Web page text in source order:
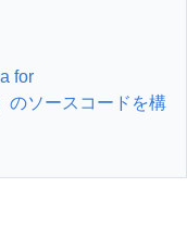
for
のソースコードを構